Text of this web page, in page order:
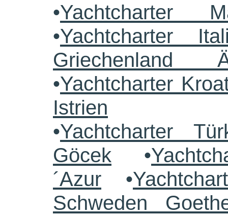
•Yachtcharter
•Yachtcharter
Griechenland
•Yachtcharter
Istrien
•Yachtcharter
Göcek •
´Azur •
Schweden